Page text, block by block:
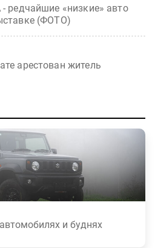
редчайшие «низкие» авто
(ФОТО)
арестован житель
и буднях